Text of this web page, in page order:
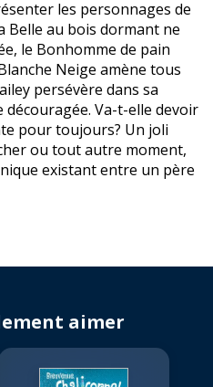
les personnages de
Belle au bois dormant ne
le Bonhomme de pain
Neige amène tous
persévère dans sa
découragée. Va-t-elle devoir
pour toujours? Un joli
ou tout autre moment,
existant entre un père
aimer